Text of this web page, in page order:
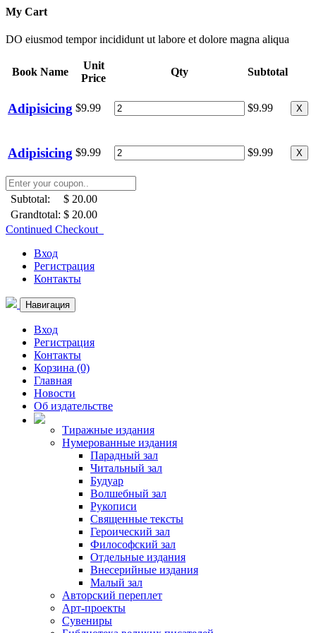
My Cart
DO eiusmod tempor incididunt ut labore et dolore magna aliqua
Book Name
Unit
Price
Qty Subtotal
Adipisicing $9.99 $9.99 X
Adipisicing $9.99 $9.99 X
Subtotal:
$ 20.00
Grandtotal: $ 20.00
Continued Checkout
Вход
Регистрация
Контакты
Навигация
Вход
Регистрация
Контакты
Корзина (0)
Главная
Новости
Об издательстве
Тиражные издания
Нумерованные издания
Парадный зал
Читальный зал
Будуар
Волшебный зал
Рукописи
Священные тексты
Героический зал
Философский зал
Отдельные издания
Внесерийные издания
Малый зал
Авторский переплет
Арт-проекты
Сувениры